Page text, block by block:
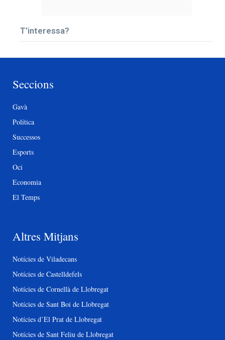
T’interessa?
Seccions
Gavà
Política
Successos
Esports
Oci
Economia
El Temps
Altres Mitjans
Notícies de Viladecans
Notícies de Castelldefels
Notícies de Cornellà de Llobregat
Notícies de Sant Boi de Llobregat
Notícies d’El Prat de Llobregat
Notícies de Sant Feliu de Llobregat